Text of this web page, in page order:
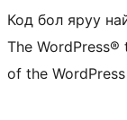
Код бол яруу
The
of the